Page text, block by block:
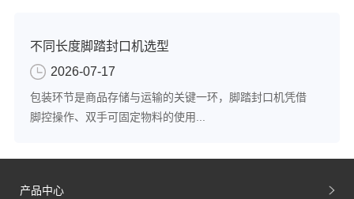
不同长度脚踏封口机选型
2026-07-17
包装环节是商品存储与运输的关键一环，脚踏封口机凭借
脚控操作、双手可固定物料的使用...
产品中心